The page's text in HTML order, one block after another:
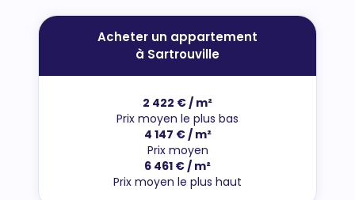
Acheter un appartement
à Sartrouville
2 422 € / m²
Prix moyen le plus bas
4 147 € / m²
Prix moyen
6 461 € / m²
Prix moyen le plus haut